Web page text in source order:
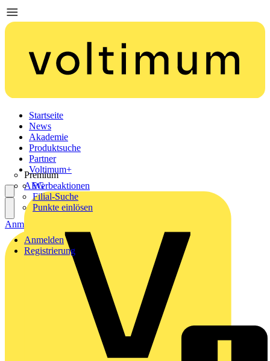
Startseite
News
Akademie
Produktsuche
Partner
Premium
AEG
Voltimum+
Werbeaktionen
Filial-Suche
Punkte einlösen
Anmelden
Registrierung
Anmelden